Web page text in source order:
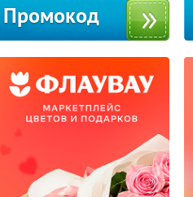
Промокод